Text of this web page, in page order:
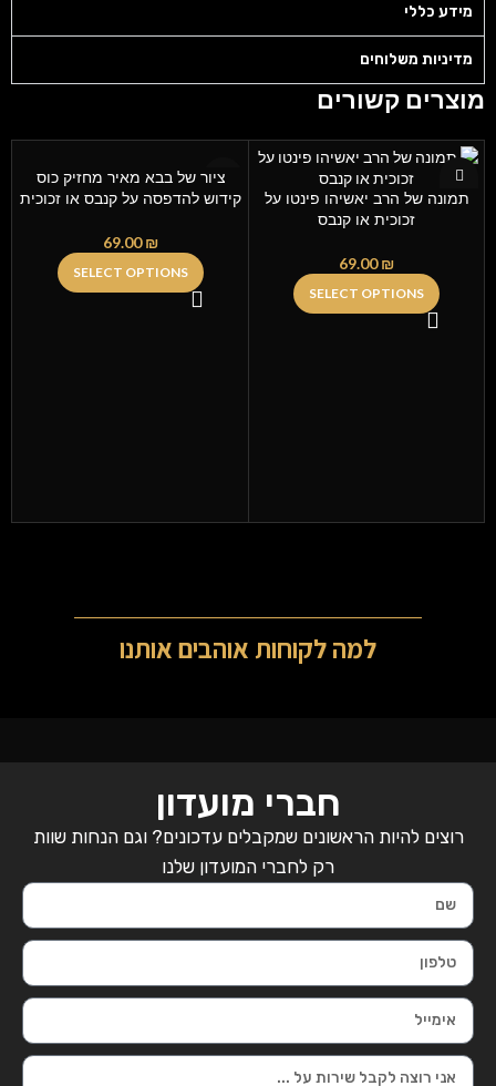
מידע כללי
מדיניות משלוחים
מוצרים קשורים
תמונה של הרב יאשיהו פינטו על
זכוכית או קנבס
69.00₪
SELECT OPTIONS
ציור של בבא מאיר מחזיק כוס
קידוש להדפסה על קנבס או זכוכית
69.00₪
SELECT OPTIONS
למה לקוחות אוהבים אותנו
חברי מועדון
רוצים להיות הראשונים שמקבלים עדכונים? וגם הנחות שוות
רק לחברי המועדון שלנו